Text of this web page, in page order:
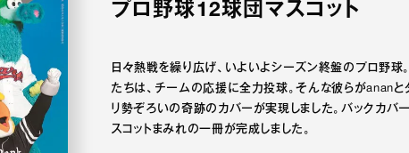
プロ野球12球団マスコット
日々熱戦を繰り広げ、いよいよシーズン終盤のプロ野球
たちは、チームの応援に全力投球。そんな彼らがananと
リ勢ぞろいの奇跡のカバーが実現しました。バックカバ
スコットまみれの一冊が完成しました。